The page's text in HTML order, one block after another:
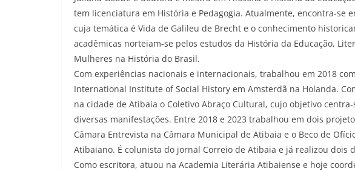
tem licenciatura em História e Pedagogia. Atualmente, encontra-se
cuja temática é Vida de Galileu de Brecht e o conhecimento
acadêmicas norteiam-se pelos estudos da História da Educação,
Mulheres na História do Brasil.
Com experiências nacionais e internacionais, trabalhou em 2018
International Institute of Social History em Amsterdã na Holanda.
na cidade de Atibaia o Coletivo Abraço Cultural, cujo objetivo
diversas manifestações. Entre 2018 e 2023 trabalhou em dois
Câmara Entrevista na Câmara Municipal de Atibaia e o Beco de
Atibaiano. É colunista do jornal Correio de Atibaia e já realizou dois
Como escritora, atuou na Academia Literária Atibaiense e hoje